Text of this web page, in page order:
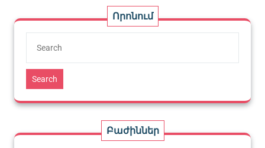
Որոնում
Search
Բաժիններ